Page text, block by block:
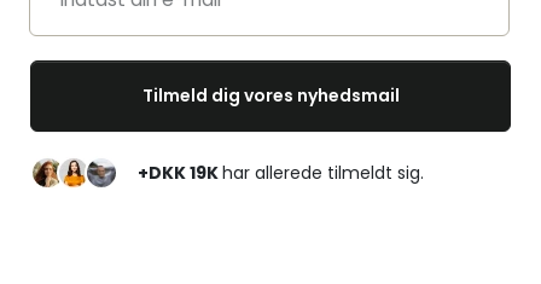
+DKK 19Khar allerede tilmeldt sig.